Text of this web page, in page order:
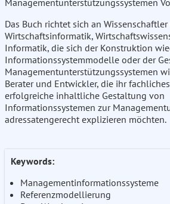
Managementunterstützungssystemen
Das Buch richtet sich an
Wirtschaftsinformatik,
Informatik, die sich der Konstruktion
Informationssystemmodelle oder der
Managementunterstützungssystemen
Berater und Entwickler, die ihr
erfolgreiche inhaltliche Gestaltung von
Informationssystemen zur
adressatengerecht explizieren möchten.
Keywords:
Managementinformationssysteme
Referenzmodellierung